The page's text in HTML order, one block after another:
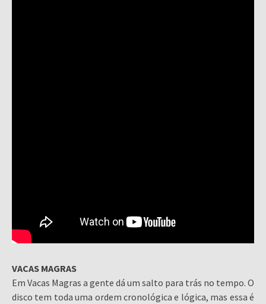
VACAS MAGRAS
Em Vacas Magras a gente dá um salto para trás no tempo. O
disco tem toda uma ordem cronológica e lógica, mas essa é